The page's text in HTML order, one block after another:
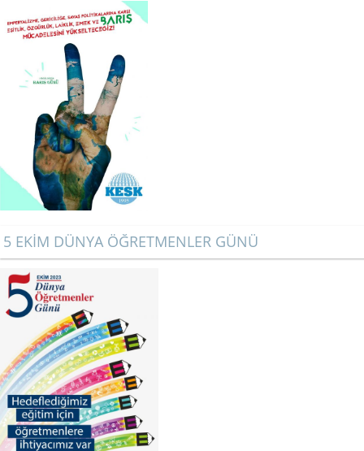
5 EKİM DÜNYA ÖĞRETMENLER GÜNÜ